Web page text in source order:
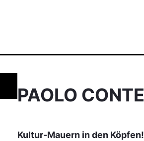
PAOLO
Kultur-Mauern in den Köpfen!